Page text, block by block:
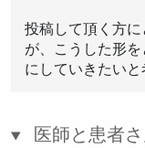
投稿して頂く方
が、こうした形
にしていきたいと
医師と患者